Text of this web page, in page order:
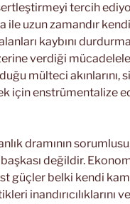
tercih
ile uzun zamandır
kaybını
verdiği
mülteci akınlarını,
için enstrümentalize
dramının
başkası değildir.
güçler belki kendi
inandırıcılıklarını